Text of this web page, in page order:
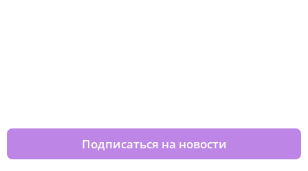
Подписаться на новости